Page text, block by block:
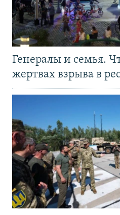
Генералы и семья.
жертвах взрыва в